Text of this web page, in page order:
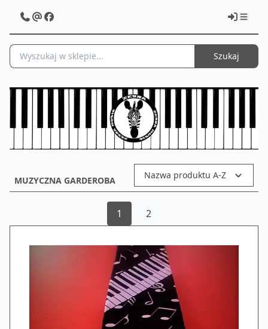
Szukaj
MUZYCZNA GARDEROBA Nazwa produktu A-Z
1 2